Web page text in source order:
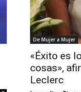
De Mujer a Mujer
«Éxito es
cosas»,
Leclerc